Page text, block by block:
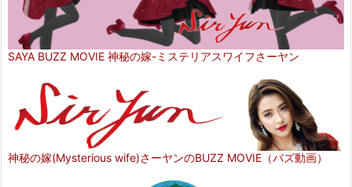
SAYA BUZZ MOVIE 神秘の嫁-ミステリアスワイフさーヤン
神秘の嫁(Mysterious wife)さーヤンのBUZZ MOVIE（バズ動画）